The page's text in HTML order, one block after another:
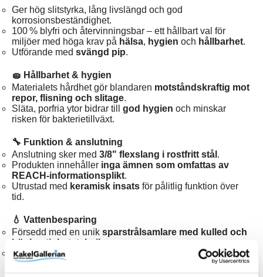
Ger hög slitstyrka, lång livslängd och god
korrosionsbeständighet.
100 % blyfri och återvinningsbar – ett hållbart val för
miljöer med höga krav på hälsa, hygien och hållbarhet.
Utförande med svängd pip.
🧽 Hållbarhet & hygien
Materialets hårdhet gör blandaren motståndskraftig mot
repor, flisning och slitage.
Släta, porfria ytor bidrar till god hygien och minskar
risken för bakterietillväxt.
🔧 Funktion & anslutning
Anslutning sker med 3/8" flexslang i rostfritt stål .
Produkten innehåller inga ämnen som omfattas av
REACH‑informationsplikt.
Utrustad med keramisk insats för pålitlig funktion över
tid.
💧 Vattenbesparing
Försedd med en unik sparstrålsamlare med kulled och
höghastighetsteknik
Minskar vattenförbrukningen utan att påverka komforten.